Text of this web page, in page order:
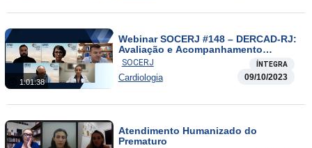
1:01:38
Webinar SOCERJ #148 – DERCAD-RJ:
Avaliação e Acompanhamento
Cardiológico e Nutricional dos
Esportistas Amadores e Profissionais.
SOCERJ ÍNTEGRA
Cardiologia 09/10/2023
Atendimento Humanizado do
Prematuro